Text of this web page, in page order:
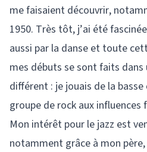
me faisaient découvrir,
1950. Très tôt, j’ai été
aussi par la danse et toute
mes débuts se sont faits dans
différent : je jouais de la
groupe de rock aux influences
Mon intérêt pour le jazz est
notamment grâce à mon